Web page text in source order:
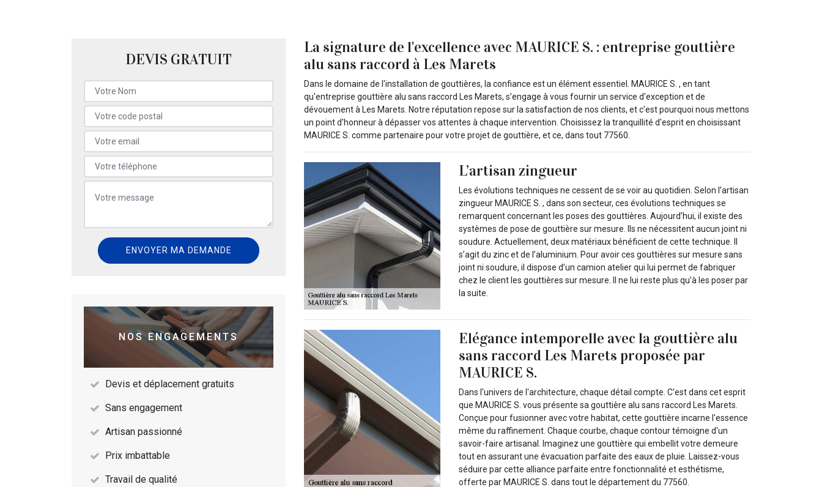
DEVIS GRATUIT
NOS ENGAGEMENTS
Devis et déplacement gratuits
Sans engagement
Artisan passionné
Prix imbattable
Travail de qualité
La signature de l'excellence avec MAURICE S. : entreprise gouttière
alu sans raccord à Les Marets
Dans le domaine de l'installation de gouttières, la confiance est un élément essentiel. MAURICE S. , en tant
qu'entreprise gouttière alu sans raccord Les Marets, s’engage à vous fournir un service d'exception et de
dévouement à Les Marets. Notre réputation repose sur la satisfaction de nos clients, et c'est pourquoi nous mettons
un point d'honneur à dépasser vos attentes à chaque intervention. Choisissez la tranquillité d'esprit en choisissant
MAURICE S. comme partenaire pour votre projet de gouttière, et ce, dans tout 77560.
L’artisan zingueur
Les évolutions techniques ne cessent de se voir au quotidien. Selon l’artisan
zingueur MAURICE S. , dans son secteur, ces évolutions techniques se
remarquent concernant les poses des gouttières. Aujourd’hui, il existe des
systèmes de pose de gouttière sur mesure. Ils ne nécessitent aucun joint ni
soudure. Actuellement, deux matériaux bénéficient de cette technique. Il
s’agit du zinc et de l’aluminium. Pour avoir ces gouttières sur mesure sans
joint ni soudure, il dispose d’un camion atelier qui lui permet de fabriquer
chez le client les gouttières sur mesure. Il ne lui reste plus qu’à les poser par
la suite.
Elégance intemporelle avec la gouttière alu
sans raccord Les Marets proposée par
MAURICE S.
Dans l'univers de l'architecture, chaque détail compte. C'est dans cet esprit
que MAURICE S. vous présente sa gouttière alu sans raccord Les Marets.
Conçue pour fusionner avec votre habitat, cette gouttière incarne l'essence
même du raffinement. Chaque courbe, chaque contour témoigne d'un
savoir-faire artisanal. Imaginez une gouttière qui embellit votre demeure
tout en assurant une évacuation parfaite des eaux de pluie. Laissez-vous
séduire par cette alliance parfaite entre fonctionnalité et esthétisme,
offerte par MAURICE S. dans tout le département du 77560.